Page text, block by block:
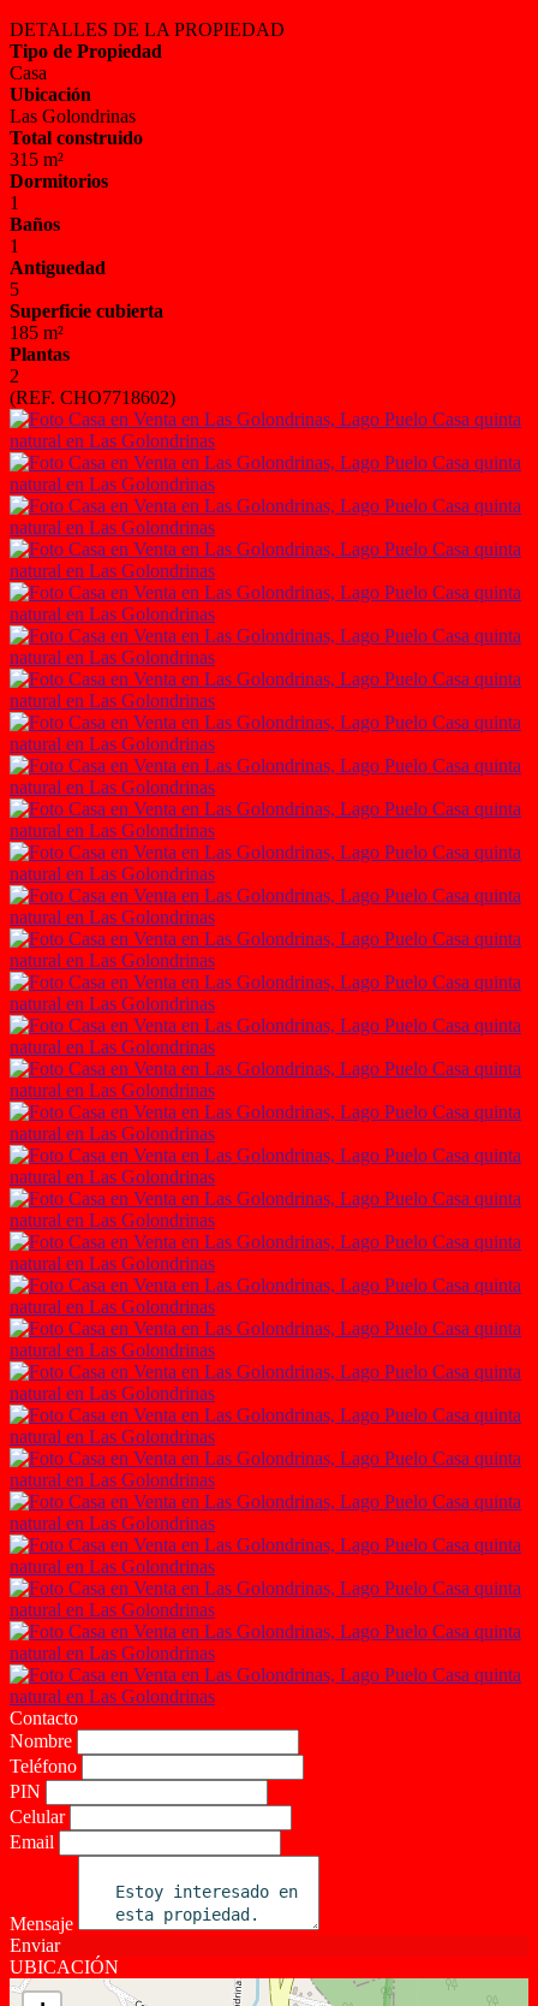
DETALLES DE LA PROPIEDAD
Tipo de Propiedad
Casa
Ubicación
Las Golondrinas
Total construido
315 m²
Dormitorios
1
Baños
1
Antiguedad
5
Superficie cubierta
185 m²
Plantas
2
(REF. CHO7718602)
Contacto
Nombre
Teléfono
PIN
Celular
Email
Mensaje
Enviar
UBICACIÓN